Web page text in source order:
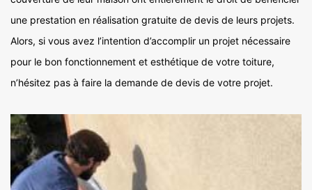
une prestation en réalisation gratuite de devis de leurs projets.
Alors, si vous avez l’intention d’accomplir un projet nécessaire
pour le bon fonctionnement et esthétique de votre toiture,
n’hésitez pas à faire la demande de devis de votre projet.